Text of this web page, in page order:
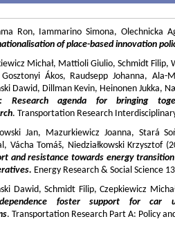
Ron, Iammarino Simona, Olechnicka
of place-based innovation
Michał, Mattioli Giulio, Schmidt Filip,
Ákos, Raudsepp Johanna, Ala-
Dawid, Dillman Kevin, Heinonen Jukka,
Research agenda for bringing
. Transportation Research
Jan, Mazurkiewicz Joanna, Stará
Vácha Tomáš, Niedziałkowski Krzysztof
and resistance towards energy
Energy Research & Social Science
Dawid, Schmidt Filip, Czepkiewicz
foster support for car
. Transportation Research Part A: Policy